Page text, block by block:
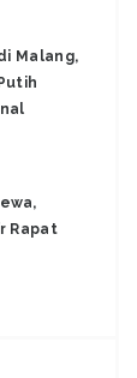
Malang,
Rapat